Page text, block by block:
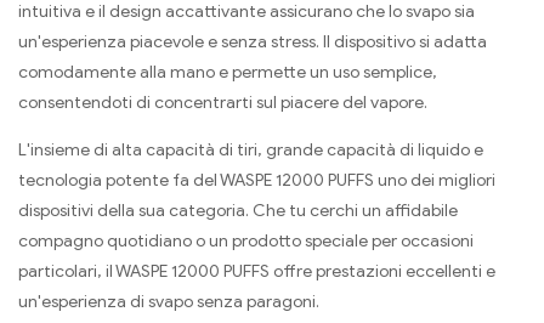
intuitiva e il design accattivante assicurano che lo svapo sia
un'esperienza piacevole e senza stress. Il dispositivo si adatta
comodamente alla mano e permette un uso semplice,
consentendoti di concentrarti sul piacere del vapore.
L'insieme di alta capacità di tiri, grande capacità di liquido e
tecnologia potente fa del WASPE 12000 PUFFS uno dei migliori
dispositivi della sua categoria. Che tu cerchi un affidabile
compagno quotidiano o un prodotto speciale per occasioni
particolari, il WASPE 12000 PUFFS offre prestazioni eccellenti e
un'esperienza di svapo senza paragoni.